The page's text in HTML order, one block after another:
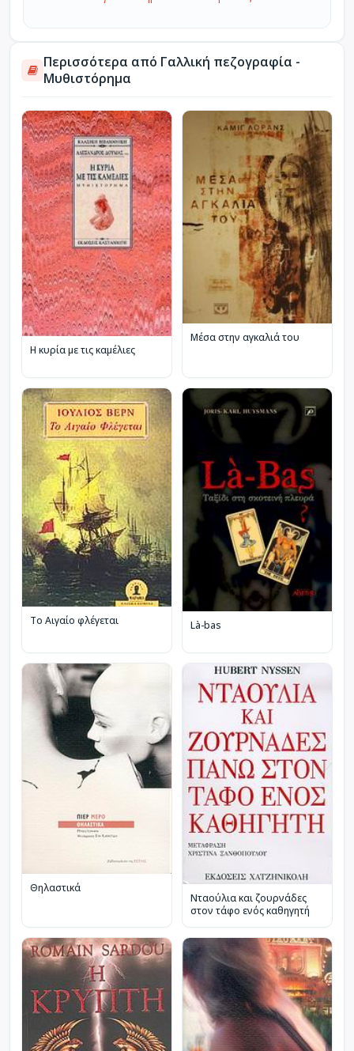
Περισσότερα από Γαλλική πεζογραφία -
Μυθιστόρημα
Η κυρία με τις καμέλιες
Μέσα στην αγκαλιά του
Το Αιγαίο φλέγεται Là-bas
Θηλαστικά
Νταούλια και ζουρνάδες
στον τάφο ενός καθηγητή